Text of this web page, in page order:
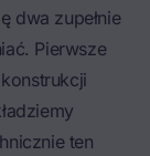
dwa zupełnie
Pierwsze
ten